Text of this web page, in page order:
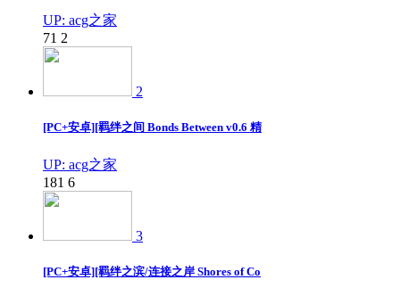
UP: acg之家
71 2
2
[PC+安卓][羁绊之间 Bonds Between v0.6 精
UP: acg之家
181 6
3
[PC+安卓][羁绊之滨/连接之岸 Shores of Co